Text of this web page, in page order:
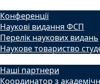
Конференції
Наукові видання ФСП
Перелік наукових видань
Наукове товариство
Наші партнери
Координатор з